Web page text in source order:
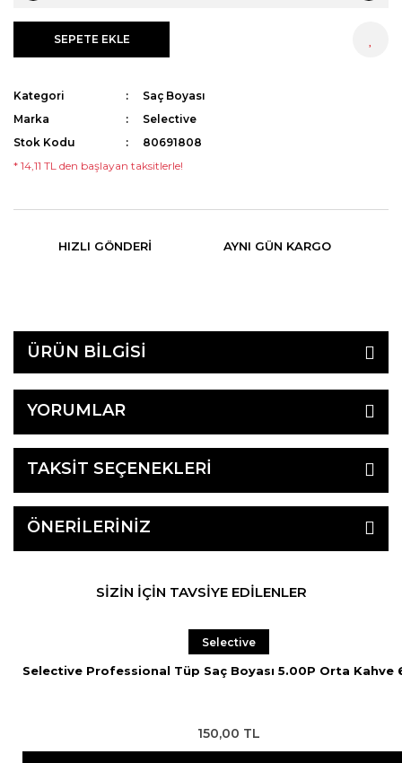
SEPETE EKLE
Kategori
Saç Boyası
Marka
Selective
Stok Kodu
80691808
* 14,11 TL den başlayan taksitlerle!
HIZLI GÖNDERI AYNI GÜN KARGO
ÜRÜN BİLGİSİ
YORUMLAR
TAKSİT SEÇENEKLERİ
ÖNERİLERİNİZ
SİZİN İÇİN TAVSİYE EDİLENLER
Selective
Selective Professional Tüp Saç Boyası 5.00P Orta Kahve
150,00 TL